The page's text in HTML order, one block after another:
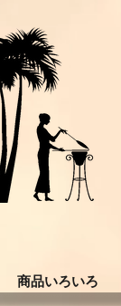
商品いろいろ